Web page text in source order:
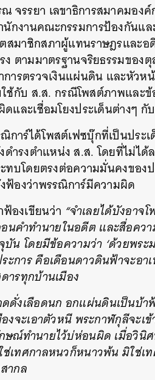
ณ จรรยา เลขาธิการสมาคมอ
กงานคณะกรรมการป้องกันแ
มาชิกสภาผู้แทนราษฎรและ
ง ตามมาตรฐานจริยธรรมขอ
การตรวจเงินแผ่นดิน และหัว
ช้กับ ส.ส. กรณีโพสต์ภาพและ
ดและเชื่อมโยงประเด็นต่างๆ
การ์ได้โพสต์เฟซบุ๊กที่เป็นปร
ำรงตำแหน่ง ส.ส. โดยที่ไม่ไ
ทบโดยตรงต่อความมั่นคงขอ
ฟ้องว่าพรรณิการ์มีความผิด
องเขียนว่า “จำเลยได้บังอา
นคำทำนายในอดีต และสื่อค
บัน โดยมีข้อความว่า ‘ด้วยพร
การ คือเดือนดาวดินฟ้าจะอ
ารทุกบ้านเมือง
ดั่งเลือดนก อกแผ่นดินเป็นบ้า
งจะเอาตัวหนี พระกาฬกุลีจะ
ษณ์ทำนายไว้บ่ห่อนผิด เมื่อวินิ
เทศกาลหนวก็หนาวพ้น มิใช่
ากล